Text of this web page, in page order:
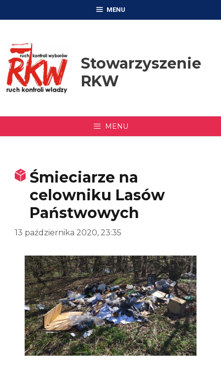
MENU
Stowarzyszenie
RKW
MENU
Śmieciarze na
celowniku Lasów
Państwowych
13 października 2020, 23:35